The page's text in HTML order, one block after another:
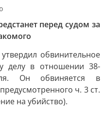
перед судом за
обвинительное
делу в отношении 38-
Он обвиняется в
ч. 3 ст.
на убийство).